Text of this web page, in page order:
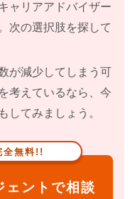
ャリアアドバイザー
次の選択肢を探して
が減少してしまう 可
考えているなら、今
してみましょう。
全無料!!
ェントで相談